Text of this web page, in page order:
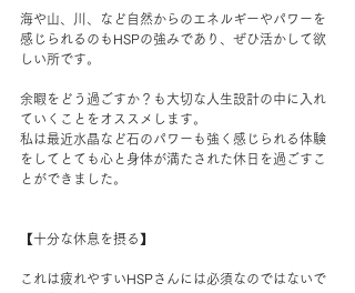
海や山、川、など自然からのエネルギーやパワーを
感じられるのもHSPの強みであり、ぜひ活かして欲
しい所です。
余暇をどう過ごすか？も大切な人生設計の中に入れ
ていくことをオススメします。
私は最近水晶など石のパワーも強く感じられる体験
をしてとても心と身体が満たされた休日を過ごすこ
とができました。
【十分な休息を摂る】
これは疲れやすいHSPさんには必須なのではないで